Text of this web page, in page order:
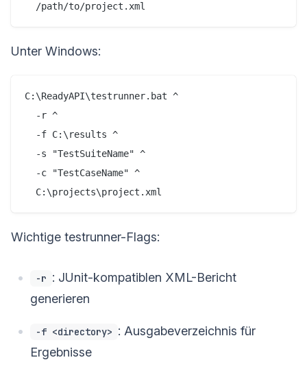
Unter Windows:
C:\ReadyAPI\testrunner.bat ^
  -r ^
  -f C:\results ^
  -s "TestSuiteName" ^
  -c "TestCaseName" ^
Wichtige testrunner-Flags:
-r : JUnit-kompatiblen XML-Bericht
generieren
-f <directory> : Ausgabeverzeichnis für
Ergebnisse